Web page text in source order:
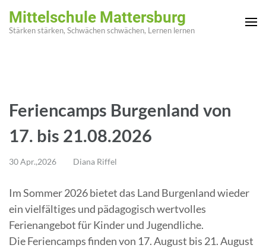
Inhalt
Mittelschule Mattersburg
Stärken stärken, Schwächen schwächen, Lernen lernen
Feriencamps Burgenland von
17. bis 21.08.2026
30 Apr.,2026 Diana Riffel
Im Sommer 2026 bietet das Land Burgenland wieder
ein vielfältiges und pädagogisch wertvolles
Ferienangebot für Kinder und Jugendliche.
Die Feriencamps finden von 17. August bis 21. August